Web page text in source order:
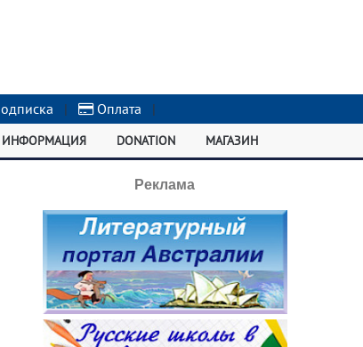
| Оплата |
ИНФОРМАЦИЯ DONATION МАГАЗИН
Реклама